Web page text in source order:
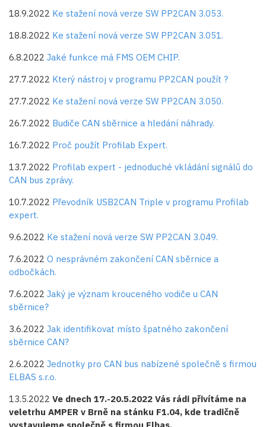
18.9.2022 Ke stažení nová verze SW PP2CAN 3.053.
18.8.2022 Ke stažení nová verze SW PP2CAN 3.051.
6.8.2022 Jaké funkce má FMS OEM CHIP.
27.7.2022 Který nástroj v programu PP2CAN použít ?
27.7.2022 Ke stažení nová verze SW PP2CAN 3.050.
26.7.2022 Budiče CAN sběrnice a hledání náhrady.
16.7.2022 Proč použít Profilab Expert.
13.7.2022 Profilab expert - jednoduché vkládání signálů do
CAN bus zprávy.
10.7.2022 Převodník USB2CAN Triple v programu Profilab
expert.
9.6.2022 Ke stažení nová verze SW PP2CAN 3.049.
7.6.2022 O nesprávném zakončení CAN sběrnice a
odbočkách.
7.6.2022 Jaký je význam krouceného vodiče u CAN
sběrnice?
3.6.2022 Jak identifikovat místo špatného zakončení
sběrnice CAN?
2.6.2022 Jednotky pro CAN bus nabízené společně s firmou
ELBAS s.r.o.
13.5.2022 Ve dnech 17.-20.5.2022 Vás rádi přivítáme na
veletrhu AMPER v Brně na stánku F1.04, kde tradičně